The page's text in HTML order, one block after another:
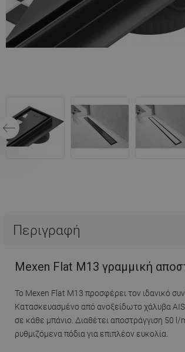
Περιγραφή
Mexen Flat M13 γραμμική
Το Mexen Flat M13 προσφέρει τον ιδανικό
Κατασκευασμένο από ανοξείδωτο χάλυβα
σε κάθε μπάνιο. Διαθέτει αποστράγγιση 50
ρυθμιζόμενα πόδια για επιπλέον ευκολία.